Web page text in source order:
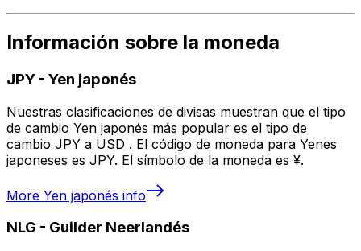
Información sobre la moneda
JPY - Yen japonés
Nuestras clasificaciones de divisas muestran que el tipo
de cambio Yen japonés más popular es el tipo de
cambio JPY a USD . El código de moneda para Yenes
japoneses es JPY. El símbolo de la moneda es ¥.
More Yen japonés info
NLG - Guilder Neerlandés